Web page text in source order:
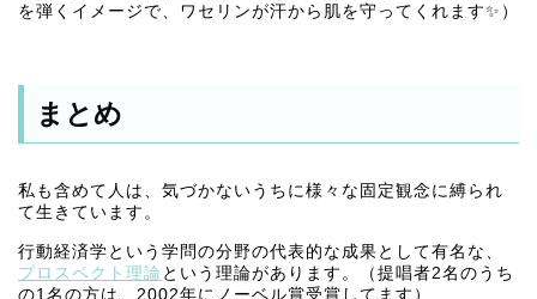
を弾くイメージで、ワセリンが汗から肌を守ってくれます✨）
まとめ
私も含めて人は、気づかないうちに様々な固定観念に縛られ
て生きています。
行動経済学という学問の分野の代表的な成果として有名な、
プロスペクト理論 という理論があります。（提唱者2名のうち
の1名の方は、2002年にノーベル賞受賞してます）